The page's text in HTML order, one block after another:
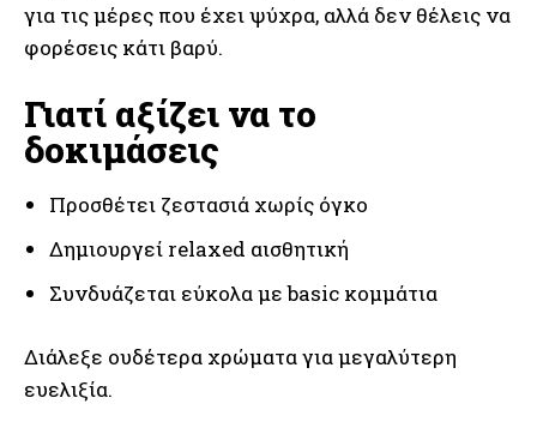
για τις μέρες που έχει ψύχρα, αλλά δεν θέλεις να
φορέσεις κάτι βαρύ.
Γιατί αξίζει να το
δοκιμάσεις
Προσθέτει ζεστασιά χωρίς όγκο
Δημιουργεί relaxed αισθητική
Συνδυάζεται εύκολα με basic κομμάτια
Διάλεξε ουδέτερα χρώματα για μεγαλύτερη
ευελιξία.